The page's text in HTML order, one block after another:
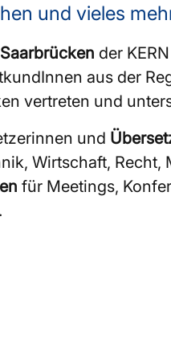
und vieles
der
aus der
vertreten und
und
Wirtschaft,
für Meetings,